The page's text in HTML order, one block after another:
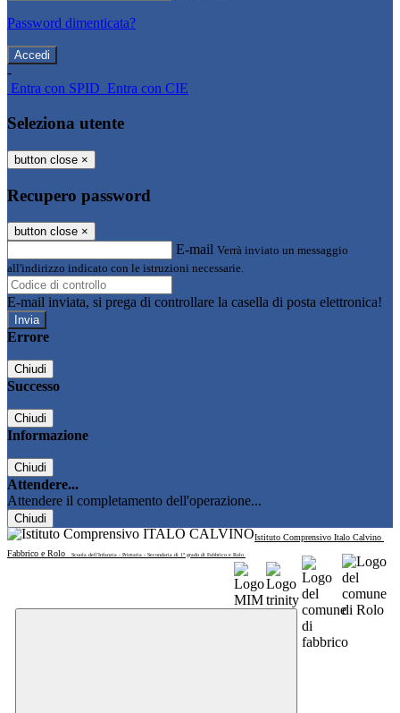
Password dimenticata?
-
Entra con SPID Entra con CIE
Seleziona utente
button close ×
Recupero password
button close ×
E-mail Verrà inviato un messaggio
all'indirizzo indicato con le istruzioni necessarie.
E-mail inviata, si prega di controllare la casella di posta elettronica!
Errore
Chiudi
Successo
Chiudi
Informazione
Chiudi
Attendere...
Attendere il completamento dell'operazione...
Chiudi
Istituto Comprensivo Italo Calvino
Fabbrico e Rolo
Scuola dell'Infanzia - Primaria - Secondaria di 1° grado di Fabbrico e Rolo